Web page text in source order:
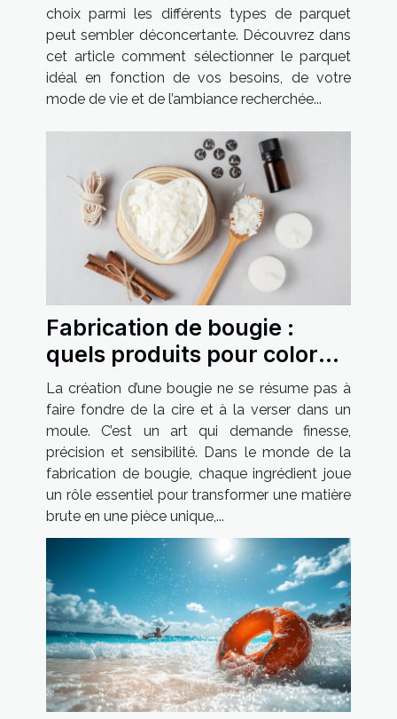
choix parmi les différents types de parquet
peut sembler déconcertante. Découvrez dans
cet article comment sélectionner le parquet
idéal en fonction de vos besoins, de votre
mode de vie et de l’ambiance recherchée...
Fabrication de bougie :
quels produits pour colorer
et parfumer vos créations ?
La création d’une bougie ne se résume pas à
faire fondre de la cire et à la verser dans un
moule. C’est un art qui demande finesse,
précision et sensibilité. Dans le monde de la
fabrication de bougie, chaque ingrédient joue
un rôle essentiel pour transformer une matière
brute en une pièce unique,...